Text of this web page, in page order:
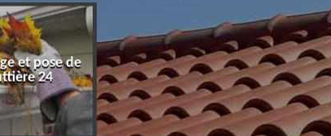
et pose de
24
Peinture sur tuile et
toiture 24